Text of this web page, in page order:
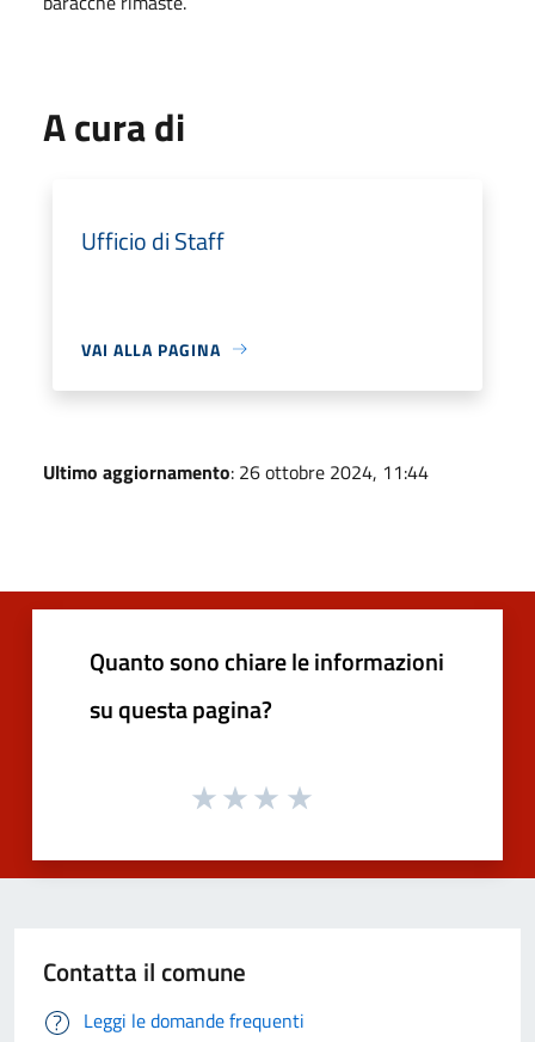
A cura di
Ufficio di Staff
VAI ALLA PAGINA
Ultimo aggiornamento: 26 ottobre 2024, 11:44
Quanto sono chiare le informazioni
su questa pagina?
Contatta il comune
Leggi le domande frequenti